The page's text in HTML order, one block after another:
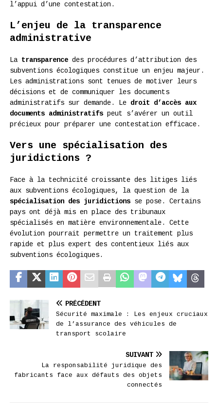
l’appui d’une contestation.
L’enjeu de la transparence
administrative
La transparence des procédures d’attribution des
subventions écologiques constitue un enjeu majeur.
Les administrations sont tenues de motiver leurs
décisions et de communiquer les documents
administratifs sur demande. Le droit d’accès aux
documents administratifs peut s’avérer un outil
précieux pour préparer une contestation efficace.
Vers une spécialisation des
juridictions ?
Face à la technicité croissante des litiges liés
aux subventions écologiques, la question de la
spécialisation des juridictions se pose. Certains
pays ont déjà mis en place des tribunaux
spécialisés en matière environnementale. Cette
évolution pourrait permettre un traitement plus
rapide et plus expert des contentieux liés aux
subventions écologiques.
PRÉCÉDENT
Sécurité maximale : Les enjeux cruciaux
de l’assurance des véhicules de
transport scolaire
SUIVANT
La responsabilité juridique des
fabricants face aux défauts des objets
connectés